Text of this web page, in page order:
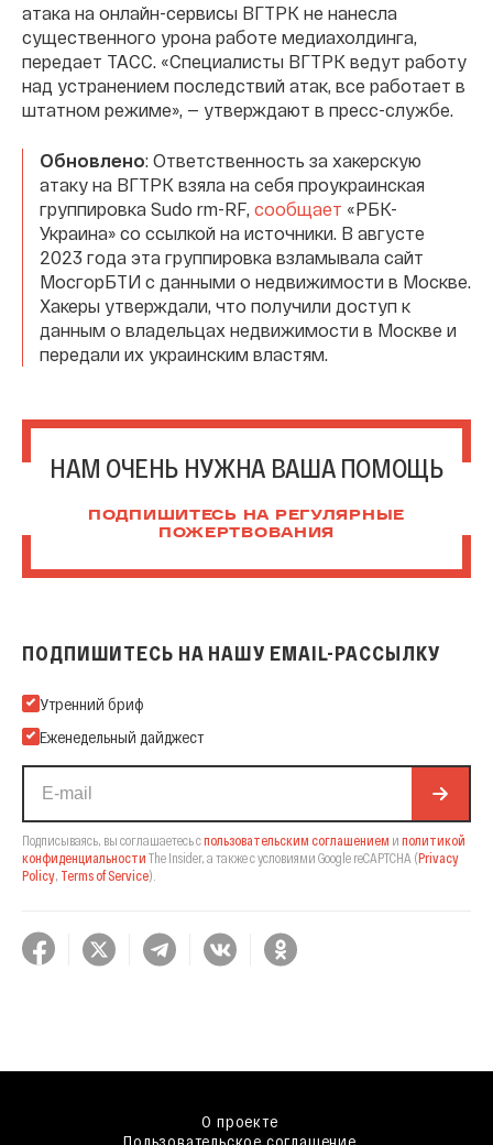
атака на онлайн-сервисы ВГТРК не нанесла
существенного урона работе медиахолдинга,
передает ТАСС. «Специалисты ВГТРК ведут работу
над устранением последствий атак, все работает в
штатном режиме», — утверждают в пресс-службе.
Обновлено: Ответственность за хакерскую
атаку на ВГТРК взяла на себя проукраинская
группировка Sudo rm-RF, сообщает «РБК-
Украина» со ссылкой на источники. В августе
2023 года эта группировка взламывала сайт
МосгорБТИ с данными о недвижимости в Москве.
Хакеры утверждали, что получили доступ к
данным о владельцах недвижимости в Москве и
передали их украинским властям.
НАМ ОЧЕНЬ НУЖНА ВАША ПОМОЩЬ
ПОДПИШИТЕСЬ НА РЕГУЛЯРНЫЕ
ПОЖЕРТВОВАНИЯ
ПОДПИШИТЕСЬ НА НАШУ EMAIL-РАССЫЛКУ
Подпишитесь на нашу Email-рассылку
Утренний бриф
Еженедельный дайджест
Подписываясь, вы соглашаетесь спользовательским соглашением и политикой
конфиденциальности The Insider, а также с условиями Google reCAPTCHA (Privacy
Policy Terms of Service).
О проекте
Пользовательское соглашение